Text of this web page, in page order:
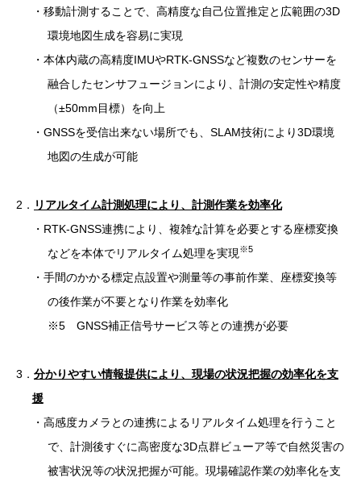
・移動計測することで、高精度な自己位置推定と広範囲の3D
環境地図生成を容易に実現
・本体内蔵の高精度IMUやRTK-GNSSなど複数のセンサーを
融合したセンサフュージョンにより、計測の安定性や精度
（±50mm目標）を向上
・GNSSを受信出来ない場所でも、SLAM技術により3D環境
地図の生成が可能
2． リアルタイム計測処理により、計測作業を効率化
・RTK-GNSS連携により、複雑な計算を必要とする座標変換
などを本体でリアルタイム処理を実現 ※5
・手間のかかる標定点設置や測量等の事前作業、座標変換等
の後作業が不要となり作業を効率化
※5 GNSS補正信号サービス等との連携が必要
3． 分かりやすい情報提供により、現場の状況把握の効率化を支
援
・高感度カメラとの連携によるリアルタイム処理を行うこと
で、計測後すぐに高密度な3D点群ビューア等で自然災害の
被害状況等の状況把握が可能。現場確認作業の効率化を支